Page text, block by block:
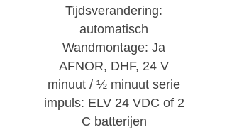
Tijdsverandering:
automatisch
Wandmontage: Ja
AFNOR, DHF, 24 V
minuut / ½ minuut serie
impuls: ELV 24 VDC of 2
C batterijen